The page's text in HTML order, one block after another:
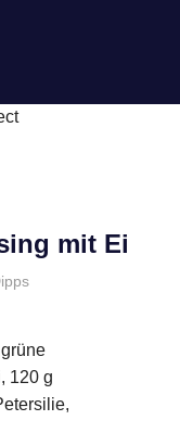
mit Ei
120 g